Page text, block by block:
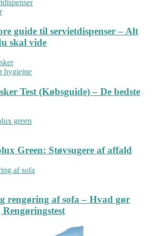
guide til servietdispenser – Alt
skal vide
hygiejne
Test (Købsguide) – De bedste
Green: Støvsugere af affald
rengøring af sofa – Hvad gør
Rengøringstest